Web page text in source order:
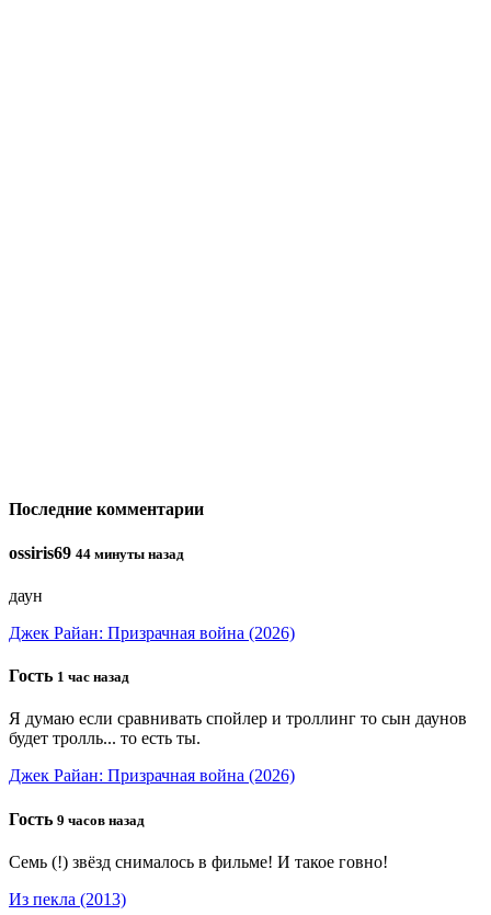
Последние комментарии
ossiris69 44 минуты назад
даун
Джек Райан: Призрачная война (2026)
Гость 1 час назад
Я думаю если сравнивать спойлер и троллинг то сын даунов
будет тролль... то есть ты.
Джек Райан: Призрачная война (2026)
Гость 9 часов назад
Семь (!) звёзд снималось в фильме! И такое говно!
Из пекла (2013)